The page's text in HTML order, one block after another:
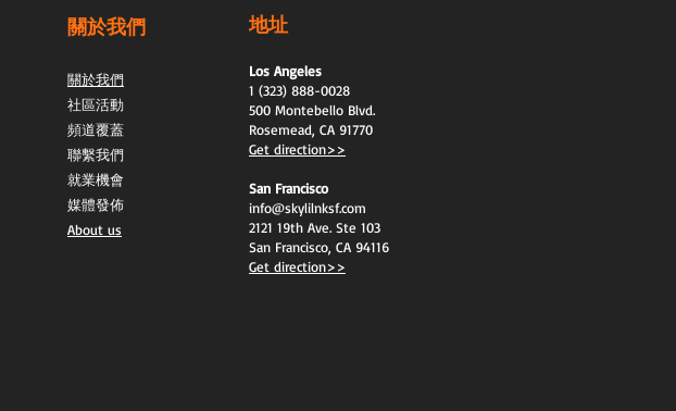
關於我們
關於我們
社區活動
頻道覆蓋
聯繫我們
就業機會
媒體發佈
About us
地址
Los Angeles
1 (323) 888-0028
500 Montebello Blvd.
Rosemead, CA 91770
Get direction>>
San Francisco
info@skylilnksf.com
2121 19th Ave. Ste 103
San Francisco, CA 94116
Get direction>>